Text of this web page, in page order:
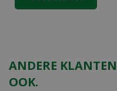
ANDERE
OOK.